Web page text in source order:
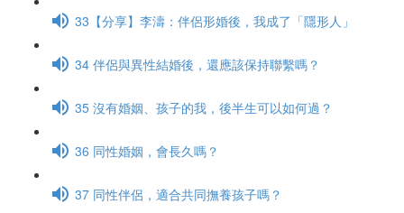
33【分享】李濤：伴侶形婚後，我成了「隱形人」
34 伴侶與異性結婚後，還應該保持聯繫嗎？
35 沒有婚姻、孩子的我，後半生可以如何過？
36 同性婚姻，會長久嗎？
37 同性伴侶，適合共同撫養孩子嗎？